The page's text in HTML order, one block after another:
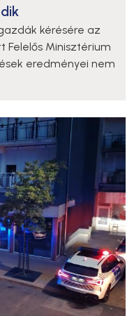
kérésére az
Felelős Minisztérium
eredményei nem